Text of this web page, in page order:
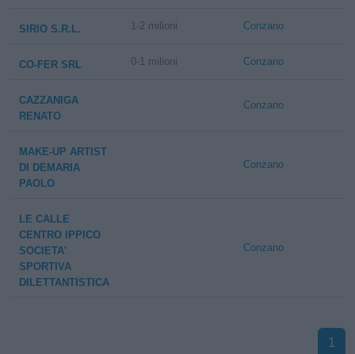
SIRIO S.R.L. 1-2 milioni Conzano
CO-FER SRL 0-1 milioni Conzano
CAZZANIGA
RENATO
Conzano
MAKE-UP ARTIST
DI DEMARIA
PAOLO
Conzano
LE CALLE
CENTRO IPPICO
SOCIETA'
SPORTIVA
DILETTANTISTICA
Conzano
1